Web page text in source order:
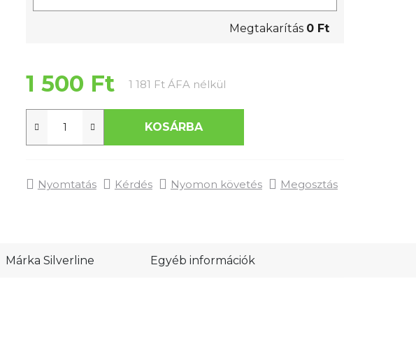
Megtakarítás 0 Ft
1 500 Ft 1 181 Ft ÁFA nélkülEgységár:
KOSÁRBA
Nyomtatás Kérdés Nyomon követés Megosztás
Márka Silverline Egyéb információk